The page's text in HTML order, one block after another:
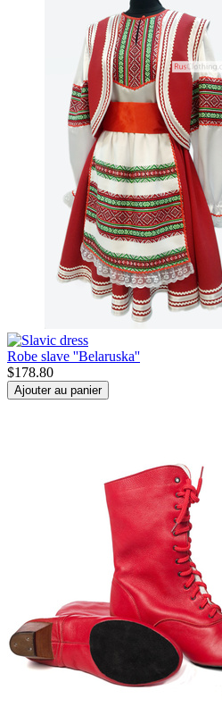
Robe slave ''Belaruska''
$178.80
Ajouter au panier